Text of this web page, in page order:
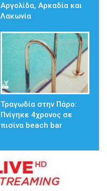
Αργολίδα, Αρκαδία και
Λακωνία
Τραγωδία στην Πάρο:
Πνίγηκε 4χρονος σε
πισίνα beach bar